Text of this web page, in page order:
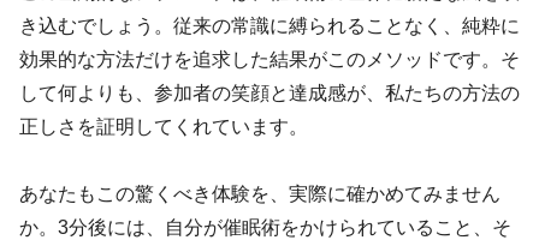
き込むでしょう。従来の常識に縛られることなく、純粋に
効果的な方法だけを追求した結果がこのメソッドです。そ
して何よりも、参加者の笑顔と達成感が、私たちの方法の
正しさを証明してくれています。
あなたもこの驚くべき体験を、実際に確かめてみません
か。3分後には、自分が催眠術をかけられていること、そ